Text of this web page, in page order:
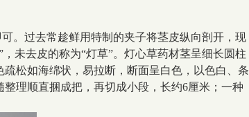
。过去常趁鲜用特制的夹子将茎皮纵向剖开，现
未去皮的称为“灯草”。灯心草药材茎呈细长圆柱
松如海绵状，易拉断，断面呈白色，以色白、条
理顺直捆成把，再切成小段，长约6厘米；一种